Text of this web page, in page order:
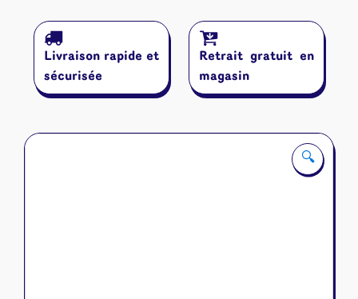
🔍
Livraison rapide et
sécurisée
Retrait gratuit en
magasin